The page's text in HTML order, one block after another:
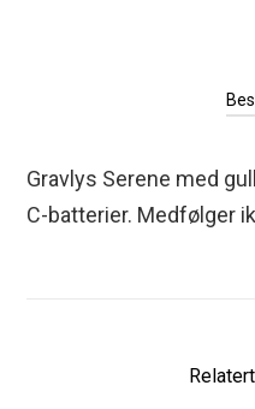
Gravlys Serene med
C-batterier. Medfølger